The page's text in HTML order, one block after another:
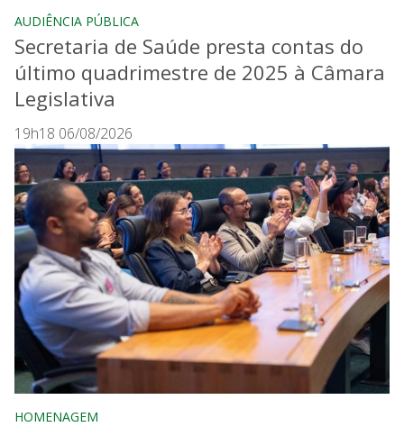
AUDIÊNCIA PÚBLICA
Secretaria de Saúde presta contas do
último quadrimestre de 2025 à Câmara
Legislativa
19h18 06/08/2026
HOMENAGEM